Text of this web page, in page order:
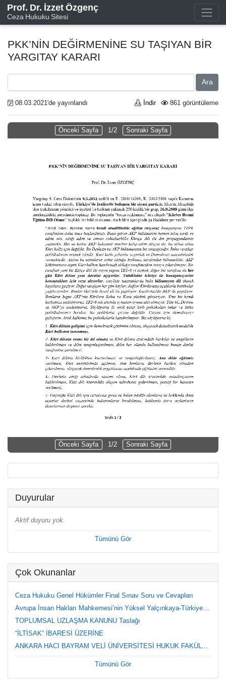
Prof. Dr. İzzet Özgenç
Ceza Hukuku Sitesi
PKK’NİN DEĞİRMENİNE SU TAŞIYAN BİR
YARGITAY KARARI
Ara
08.03.2021'de yayınlandı 861 görüntüleme
İndir
Önceki Sayfa 1/2 Sonraki Sayfa
Önceki Sayfa 1/2 Sonraki Sayfa
Duyurular
Aktif duyuru yok.
Tümünü Gör
Çok Okunanlar
Ceza Hukuku Genel Hükümler Final Sınav Soru ve Cevapları
Avrupa İnsan Hakları Mahkemesi’nin Yüksel Yalçınkaya-Türkiye Kararı Üzerine Değerlendirmeler
TOPLUMSAL UZLAŞMA KANUNU Taslağı
“İLTİSAK” İBARESİ ÜZERİNE
ANKARA HACI BAYRAM VELİ ÜNİVERSİTESİ HUKUK FAKÜLTESİ CEZA HUKUKU ÖZEL HÜKÜMLER DERSİ FİNAL SINAVI (12.06.2023, Saat 8.30) SORU VE CEVAPLARI
Tümünü Gör